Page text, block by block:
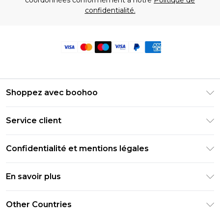
confidentialité.
Shoppez avec boohoo
PayPal
Clearpay
Klarna
Réduction étudiant - Student Beans
Réduction étudiant - UNiDAYS
Service client
Informations de livraison
Informations sur les retours
Contactez-nous
Confidentialité et mentions légales
Conditions d'utilisation
En savoir plus
Other Countries